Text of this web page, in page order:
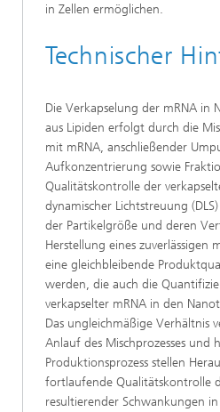
in Zellen ermöglichen.
Technischer
Die Verkapselung der mRNA in
aus Lipiden erfolgt durch die
mit mRNA, anschließender
Aufkonzentrierung sowie
Qualitätskontrolle der
dynamischer Lichtstreuung
der Partikelgröße und deren
Herstellung eines zuverlässigen
eine gleichbleibende
werden, die auch die
verkapselter mRNA in den
Das ungleichmäßige Verhältnis
Anlauf des Mischprozesses und
Produktionsprozess stellen
fortlaufende Qualitätskontrolle
resultierender Schwankungen